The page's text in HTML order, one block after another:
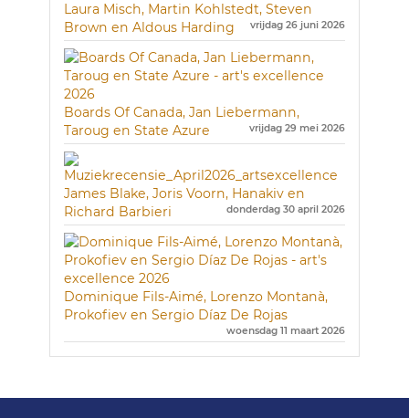
Laura Misch, Martin Kohlstedt, Steven
Brown en Aldous Harding
vrijdag 26 juni 2026
Boards Of Canada, Jan Liebermann,
Taroug en State Azure
vrijdag 29 mei 2026
James Blake, Joris Voorn, Hanakiv en
Richard Barbieri
donderdag 30 april 2026
Dominique Fils-Aimé, Lorenzo Montanà,
Prokofiev en Sergio Díaz De Rojas
woensdag 11 maart 2026